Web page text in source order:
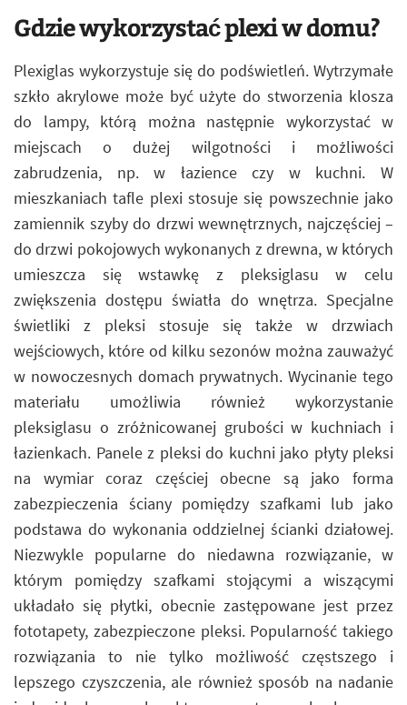
Gdzie wykorzystać plexi w domu?
Plexiglas wykorzystuje się do podświetleń. Wytrzymałe
szkło akrylowe może być użyte do stworzenia klosza
do lampy, którą można następnie wykorzystać w
miejscach o dużej wilgotności i możliwości
zabrudzenia, np. w łazience czy w kuchni. W
mieszkaniach tafle plexi stosuje się powszechnie jako
zamiennik szyby do drzwi wewnętrznych, najczęściej –
do drzwi pokojowych wykonanych z drewna, w których
umieszcza się wstawkę z pleksiglasu w celu
zwiększenia dostępu światła do wnętrza. Specjalne
świetliki z pleksi stosuje się także w drzwiach
wejściowych, które od kilku sezonów można zauważyć
w nowoczesnych domach prywatnych. Wycinanie tego
materiału umożliwia również wykorzystanie
pleksiglasu o zróżnicowanej grubości w kuchniach i
łazienkach. Panele z pleksi do kuchni jako płyty pleksi
na wymiar coraz częściej obecne są jako forma
zabezpieczenia ściany pomiędzy szafkami lub jako
podstawa do wykonania oddzielnej ścianki działowej.
Niezwykle popularne do niedawna rozwiązanie, w
którym pomiędzy szafkami stojącymi a wiszącymi
układało się płytki, obecnie zastępowane jest przez
fototapety, zabezpieczone pleksi. Popularność takiego
rozwiązania to nie tylko możliwość częstszego i
lepszego czyszczenia, ale również sposób na nadanie